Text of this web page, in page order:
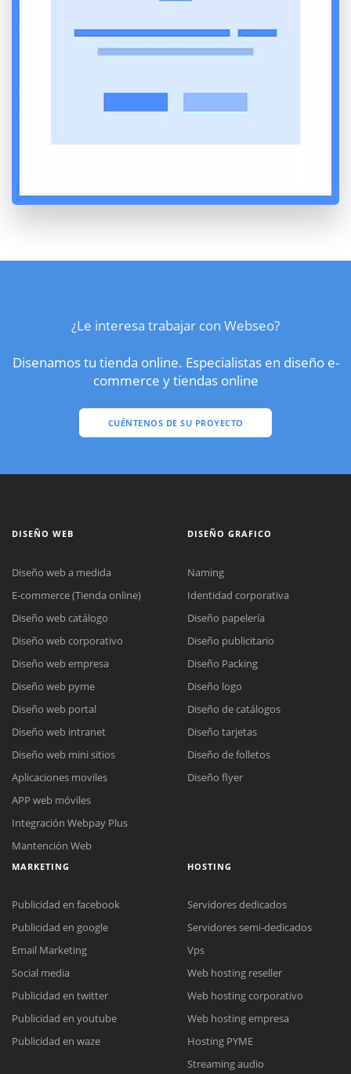
¿Le interesa trabajar con Webseo?
Disenamos tu tienda online. Especialistas en diseño e-
commerce y tiendas online
CUÉNTENOS DE SU PROYECTO
Reunión online
Meet para la reunión online.
Cotización
Chat Online
Todos nuestros ejecutivos están fuera de línea. Complete el formulario
DISEÑO WEB
Diseño web a medida
E-commerce (Tienda online)
Diseño web catálogo
Diseño web corporativo
Diseño web empresa
Diseño web pyme
Diseño web portal
Diseño web intranet
Diseño web mini sitios
Aplicaciones moviles
APP web móviles
Integración Webpay Plus
Mantención Web
DISEÑO GRAFICO
Naming
Identidad corporativa
Diseño papelería
Diseño publicitario
Diseño Packing
Diseño logo
Diseño de catálogos
Diseño tarjetas
Diseño de folletos
Diseño flyer
MARKETING
Publicidad en facebook
Publicidad en google
Email Marketing
Social media
Publicidad en twitter
Publicidad en youtube
Publicidad en waze
HOSTING
Servidores dedicados
Servidores semi-dedicados
Vps
Web hosting reseller
Web hosting corporativo
Web hosting empresa
Hosting PYME
Streaming audio